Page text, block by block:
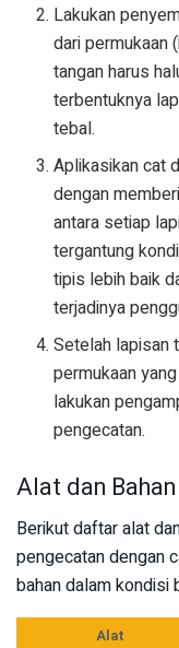
Lakukan
dari permukaan
tangan harus
terbentuknya
tebal.
Aplikasikan cat
dengan
antara setiap
tergantung
tipis lebih baik
terjadinya
Setelah lapisan
permukaan
lakukan
pengecatan.
Alat dan
Berikut daftar alat
pengecatan dengan
bahan dalam kondisi
Alat